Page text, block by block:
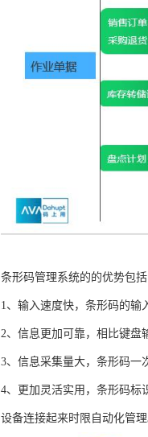
条形码管理系统的的优势包括
1、输入速度快，条形码的输
2、信息更加可靠，相比键盘
3、信息采集量大，条形码一
4、更加灵活实用，条形码标
设备连接起来时限自动化管理